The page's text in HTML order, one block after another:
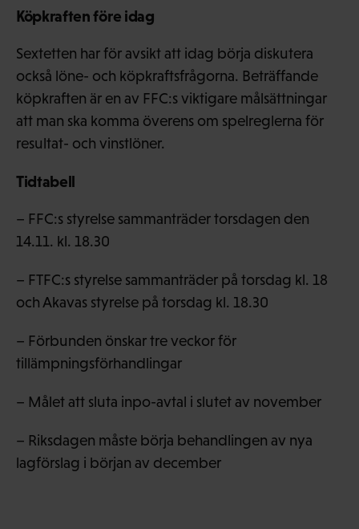
Köpkraften före idag
Sextetten har för avsikt att idag börja diskutera
också löne- och köpkraftsfrågorna. Beträffande
köpkraften är en av FFC:s viktigare målsättningar
att man ska komma överens om spelreglerna för
resultat- och vinstlöner.
Tidtabell
– FFC:s styrelse sammanträder torsdagen den
14.11. kl. 18.30
– FTFC:s styrelse sammanträder på torsdag kl. 18
och Akavas styrelse på torsdag kl. 18.30
– Förbunden önskar tre veckor för
tillämpningsförhandlingar
– Målet att sluta inpo-avtal i slutet av november
– Riksdagen måste börja behandlingen av nya
lagförslag i början av december